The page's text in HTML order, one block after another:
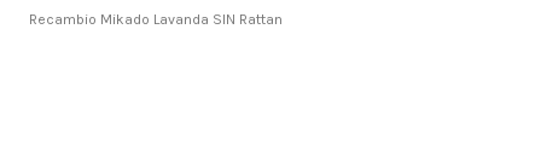
Recambio Mikado Lavanda SIN Rattan